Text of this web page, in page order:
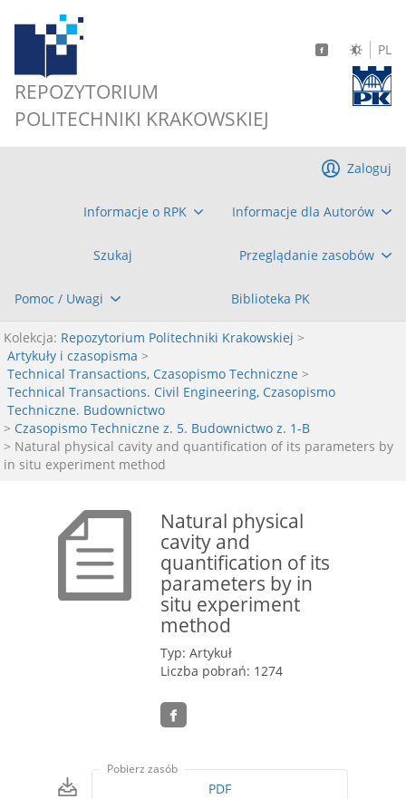
REPOZYTORIUM
POLITECHNIKI KRAKOWSKIEJ
PL
Informacje o RPK Informacje dla Autorów
Szukaj Przeglądanie zasobów
Pomoc / Uwagi Biblioteka PK
Zaloguj
Kolekcja: Repozytorium Politechniki Krakowskiej >
Artykuły i czasopisma >
Technical Transactions, Czasopismo Techniczne >
Technical Transactions. Civil Engineering, Czasopismo
Techniczne. Budownictwo
> Czasopismo Techniczne z. 5. Budownictwo z. 1-B
> Natural physical cavity and quantification of its parameters by
in situ experiment method
Natural physical
cavity and
quantification of its
parameters by in
situ experiment
method
Typ: Artykuł
Liczba pobrań: 1274
Pobierz zasób
PDF